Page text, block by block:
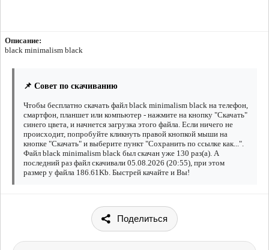
Описание:
black minimalism black
📌 Совет по скачиванию
Чтобы бесплатно скачать файл black minimalism black на телефон,
смартфон, планшет или компьютер - нажмите на кнопку "Скачать"
синего цвета, и начнется загрузка этого файла. Если ничего не
происходит, попробуйте кликнуть правой кнопкой мыши на
кнопке "Скачать" и выберите пункт "Сохранить по ссылке как...".
Файл black minimalism black был скачан уже 130 раз(а). А
последний раз файл скачивали 05.08.2026 (20:55), при этом
размер у файла 186.61Kb. Быстрей качайте и Вы!
Поделиться